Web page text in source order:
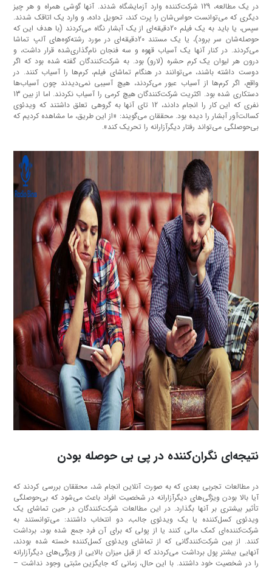
در یک مطالعه، 129 شرکت‌کننده وارد آزمایشگاه شدند. آنها گوشی همراه و هر چیز
دیگری که می‌توانست حواس‌‌شان را پرت کند، تحویل داده، و وارد یک اتاقک شدند.
سپس، یا باید به یک فیلم 20دقیقه‌ای از یک آبشار نگاه می‌کردند (با هدف این که
حوصله‌شان سر برود)، یا یک مستند 20‌دقیقه‌ای در مورد رشته‌کوه‌های آلپ تماشا
می‌کردند. در کنار آنها یک آسیاب قهوه و سه فنجان نام‌گذاری‌شده قرار داشت، و
درون هر لیوان یک کرم حشره (لارو) بود. به شرکت‌کنندگان گفته شده بود که اگر
دوست داشته باشند، می‌توانند در هنگام تماشای فیلم، کرم‌ها را آسیاب کنند. در
واقع، اگر کرم‌ها از آسیاب عبور می‌کردند، هیچ آسیبی نمی‌دیدند چون آسیاب‌ها
دستکاری شده بود. اکثریت شرکت‌کنندگان هیچ کرمی را آسیاب نکردند. اما از بین 13
نفری که این کار را انجام دادند، 12 تای آنها به گروهی تعلق داشتند که ویدئوی
کسالت‌آور آبشار را دیده بود. محققان می‌گویند: «از این طریق، ما مشاهده کردیم که
بی‌حوصلگی می‌تواند رفتار دیگرآزارانه را تحریک کند».
نتیجه‌ای نگران‌کننده در پی بی حوصله بودن
در مطالعات تجربی بعدی که به صورت آنلاین انجام شد، محققان بررسی کردند که
آیا بالا بودن ویژگی‌های دیگرآزارانه در شخصیت افراد باعث می‌شود که بی‌حوصلگی
تأثیر بیشتری بر آنها بگذارد. در این مطالعات شرکت‌کنندگان در حین تماشای یک
ویدئوی کسل‌کننده یا یک ویدئوی جالب، دو انتخاب داشتند: می‌توانستند به
شرکت‌کننده‌ای کمک مالی کنند یا از پولی که برای آن فرد جمع شده بود، برداشت
کنند. از بین شرکت‌کنندگانی که از تماشای ویدئوی کسل‌کننده خسته شده بودند،
آنهایی بیشتر پول برداشت می‌کردند که از قبل میزان بالایی از ویژگی‌های دیگرآزارانه
را در شخصیت خود داشتند. با این حال، زمانی که جایگزین مثبتی وجود نداشت –